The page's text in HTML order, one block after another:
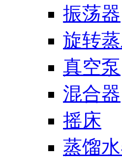
振荡器
旋转
真空泵
混合器
摇床
蒸馏